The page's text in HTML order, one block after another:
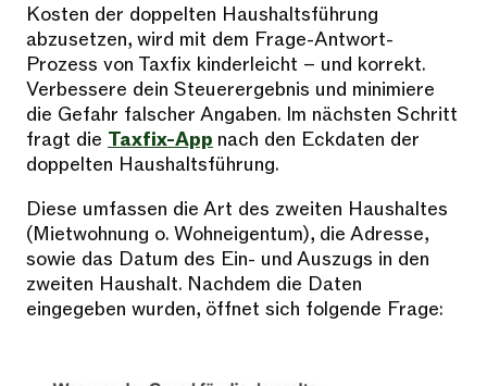
Kosten der doppelten Haushaltsführung
abzusetzen, wird mit dem Frage-Antwort-
Prozess von Taxfix kinderleicht – und korrekt.
Verbessere dein Steuerergebnis und minimiere
die Gefahr falscher Angaben. Im nächsten Schritt
fragt die Taxfix-App nach den Eckdaten der
doppelten Haushaltsführung.
Diese umfassen die Art des zweiten Haushaltes
(Mietwohnung o. Wohneigentum), die Adresse,
sowie das Datum des Ein- und Auszugs in den
zweiten Haushalt. Nachdem die Daten
eingegeben wurden, öffnet sich folgende Frage: